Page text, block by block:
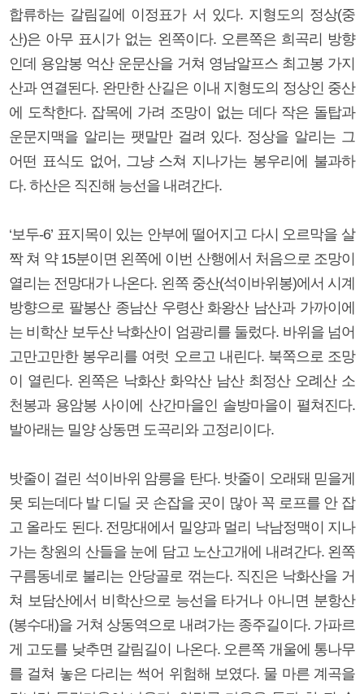
합류하는 갈림길에 이정표가 서 있다. 지형도의 정상(중
산)은 아무 표시가 없는 왼쪽이다. 오른쪽은 희곡리 방향
인데 용암봉 억산 운문산을 거쳐 영남알프스 최고봉 가지
산과 연결된다. 완만한 산길은 이내 지형도의 정상인 중산
에 도착한다. 잡목에 가려 조망이 없는 데다 작은 돌탑과
운문지맥을 알리는 팻말만 걸려 있다. 정상을 알리는 그
어떤 표식도 없어, 그냥 스쳐 지나가는 봉우리에 불과하
다. 하산은 직진해 능선을 내려간다.
‘보두-6’ 표지목이 있는 안부에 떨어지고 다시 오르막을 살
짝 쳐 약 15분이면 왼쪽에 이번 산행에서 처음으로 조망이
열리는 전망대가 나온다. 왼쪽 중산(석이바위봉)에서 시계
방향으로 팔봉산 종남산 우령산 화왕산 남산과 가까이에
는 비학산 보두산 낙화산이 엄광리를 둘렀다. 바위을 넘어
고만고만한 봉우리를 여럿 오르고 내린다. 북쪽으로 조망
이 열린다. 왼쪽은 낙화산 화악산 남산 최정산 오례산 소
천봉과 용암봉 사이에 산간마을인 솔방마을이 펼쳐진다.
발아래는 밀양 상동면 도곡리와 고정리이다.
밧줄이 걸린 석이바위 암릉을 탄다. 밧줄이 오래돼 믿을게
못 되는데다 발 디딜 곳 손잡을 곳이 많아 꼭 로프를 안 잡
고 올라도 된다. 전망대에서 밀양과 멀리 낙남정맥이 지나
가는 창원의 산들을 눈에 담고 노산고개에 내려간다. 왼쪽
구름동네로 불리는 안당골로 꺾는다. 직진은 낙화산을 거
쳐 보담산에서 비학산으로 능선을 타거나 아니면 분항산
(봉수대)을 거쳐 상동역으로 내려가는 종주길이다. 가파르
게 고도를 낮추면 갈림길이 나온다. 오른쪽 개울에 통나무
를 걸쳐 놓은 다리는 썩어 위험해 보였다. 물 마른 계곡을